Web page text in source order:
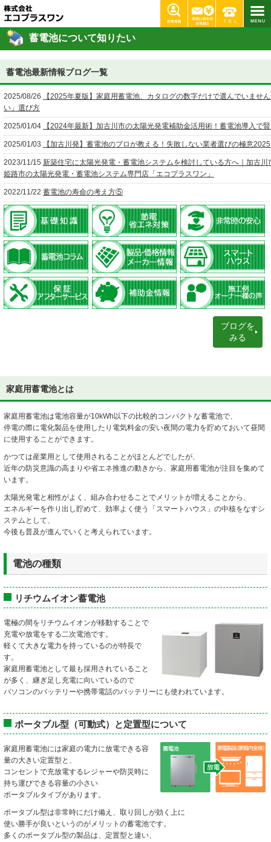
加古川 明石市 神戸 姫路 太陽光発電 蓄電池 エコプラスワン ホーム > 蓄電池について知りたい
蓄電池について知りたい
蓄電池最新情報ブログ一覧
2025/08/26
【2025年夏版】家庭用蓄電池、カタログの数字だけで選んでいませ
い」選び方
2025/01/04 【2024年最新】加古川市の太陽光発電補助金活用術！蓄電池導入で
2025/01/03 【加古川発】蓄電池のプロが教える！失敗しない業者選びの極意2025
2023/11/15 新築住宅に太陽光発電・蓄電池システムを検討している方へ｜加古
姫路市の太陽光発電・蓄電池システム専門店「エコプラスワン」
2022/11/22 蓄電池の寿命の考え方⑤
ブログを
みる
家庭用蓄電池とは
家庭用蓄電池は電池容量が10kWh以下の比較的コンパクトな蓄電池で、
停電の際に電化製品を使用したり電気料金の安い夜間の電力を貯めておいて昼間
に使用することができます。
かつては産業用として使用されることがほとんどでしたが、
近年の防災意識の高まりや省エネ推進の動きから、家庭用蓄電池が注目を集めて
います。
太陽光発電と相性がよく、組み合わせることでメリットが増えることから、
エネルギーを作り出し貯めて、効率よく使う「スマートハウス」の中核をなすシ
ステムとして、
今後も普及が進んでいくと考えられています。
電池の種類
リチウムイオン蓄電池
電極の間をリチウムイオンが移動することで
充電や放電をする二次電池です。
軽くて大きな電力を持っているのが特長で
す。
家庭用蓄電池として最も採用されていること
が多く、継ぎ足し充電に向いているので
パソコンのバッテリーや携帯電話のバッテリーにも使われています。
ポータブル型（可動式）と定置型について
家庭用蓄電池には家庭の電力に放電できる容
量の大きい定置型と、
コンセントで充放電するレジャーや防災時に
持ち運びできる容量の小さい
ポータブルタイプがあります。
ポータブル型は非常時にだけ備え、取り回しが効く上に
使い勝手が良いというのがメリットの蓄電池です。
多くのポータブル型の製品は、定置型と違い、